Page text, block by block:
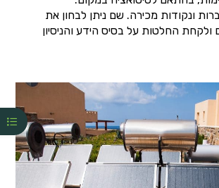
ונקודות מכירה. שם ניתן לבחון את
ולקחת החלטות על בסיס הידע והניסיון